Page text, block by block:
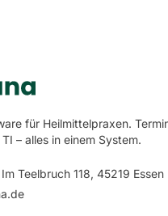
für Heilmittelpraxen.
– alles in einem System.
Teelbruch 118, 45219 Essen